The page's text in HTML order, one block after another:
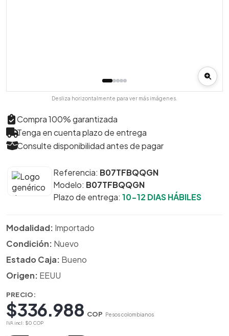
Desliza horizontalmente para ver más imágenes.
Compra 100% garantizada
Tenga en cuenta plazo de entrega
Consulte disponibilidad antes de pagar
Referencia: B07TFBQQGN
Modelo: B07TFBQQGN
Plazo de entrega: 10-12 DIAS HÁBILES
Modalidad: Importado
Condición: Nuevo
Estado Caja: Bueno
Origen: EEUU
PRECIO:
$336.988 COP Pesos colombianos
IVA incl: $0 COP